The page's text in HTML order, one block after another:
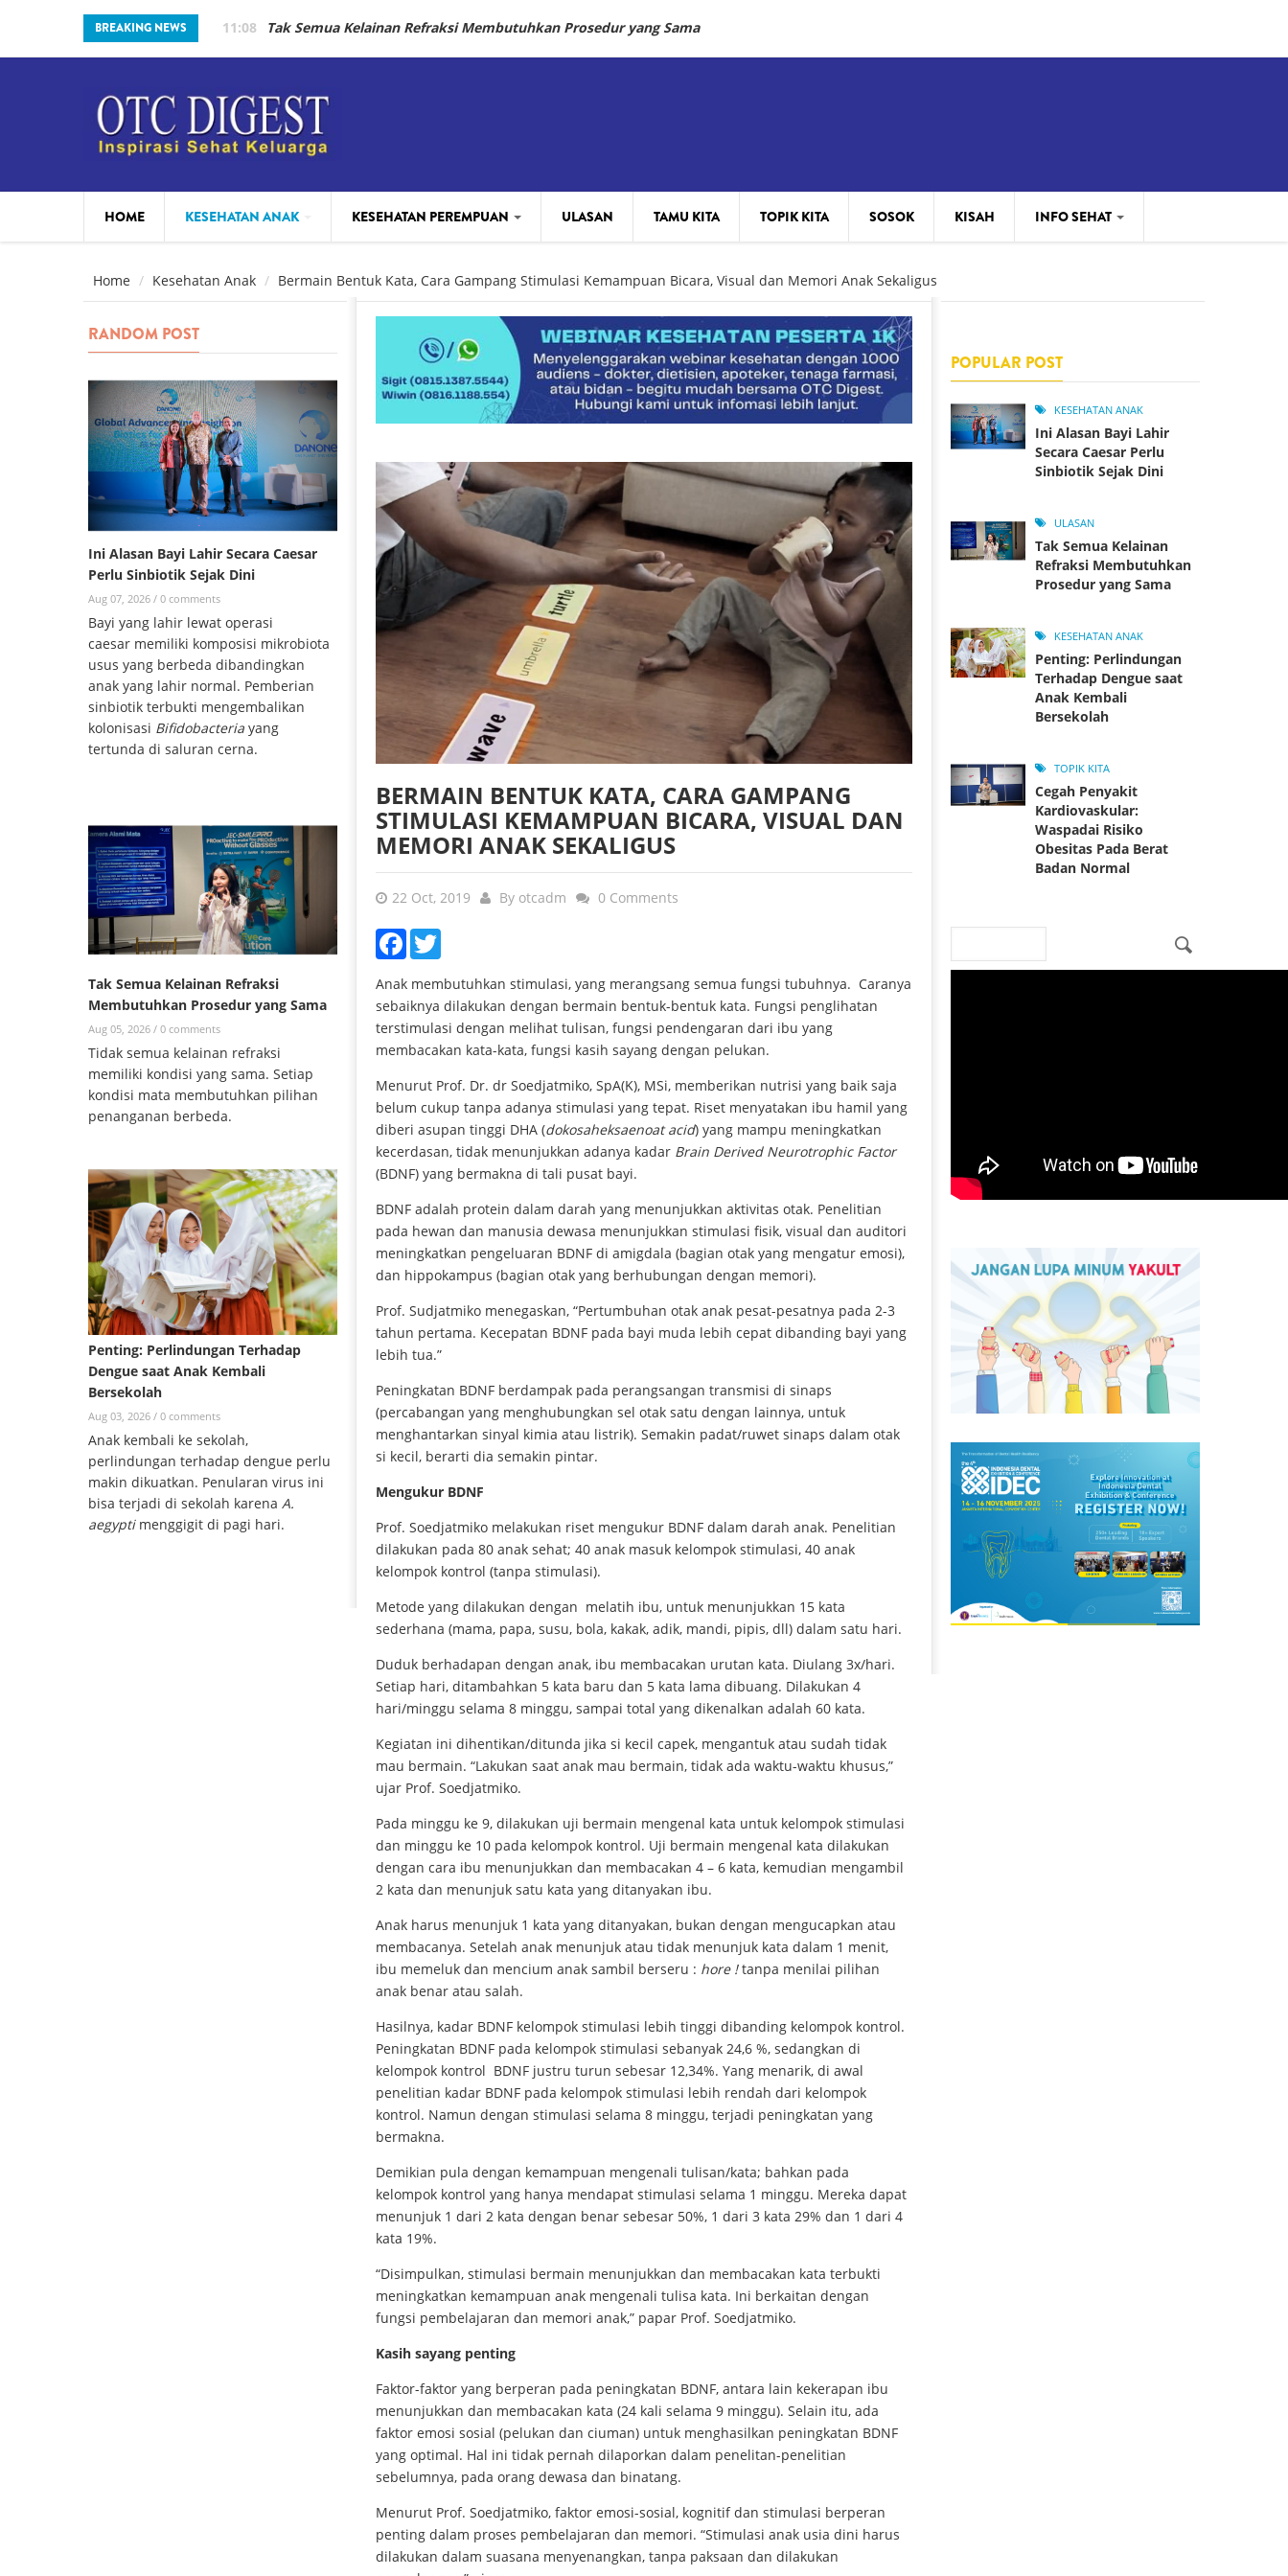
Skip to main content
BREAKING NEWS 11:08 Tak Semua Kelainan Refraksi Membutuhkan Prosedur yang Sama
HOME KESEHATAN ANAK
PARENTING
KESEHATAN PEREMPUAN
BEAUTY
ULASAN TAMU KITA TOPIK KITA SOSOK KISAH INFO SEHAT
Home Kesehatan Anak Bermain Bentuk Kata, Cara Gampang Stimulasi Kemampuan Bicara, Visual dan Memori Anak Sekaligus
BERMAIN BENTUK KATA, CARA GAMPANG
STIMULASI KEMAMPUAN BICARA, VISUAL DAN
MEMORI ANAK SEKALIGUS
22 Oct, 2019 By otcadm 0 Comments
Facebook
Anak membutuhkan stimulasi, yang merangsang semua fungsi tubuhnya. Caranya
sebaiknya dilakukan dengan bermain bentuk-bentuk kata. Fungsi penglihatan
terstimulasi dengan melihat tulisan, fungsi pendengaran dari ibu yang
membacakan kata-kata, fungsi kasih sayang dengan pelukan.
Menurut Prof. Dr. dr Soedjatmiko, SpA(K), MSi, memberikan nutrisi yang baik saja
belum cukup tanpa adanya stimulasi yang tepat. Riset menyatakan ibu hamil yang
diberi asupan tinggi DHA (dokosaheksaenoat acid) yang mampu meningkatkan
kecerdasan, tidak menunjukkan adanya kadar Brain Derived Neurotrophic Factor
(BDNF) yang bermakna di tali pusat bayi.
BDNF adalah protein dalam darah yang menunjukkan aktivitas otak. Penelitian
pada hewan dan manusia dewasa menunjukkan stimulasi fisik, visual dan auditori
meningkatkan pengeluaran BDNF di amigdala (bagian otak yang mengatur emosi),
dan hippokampus (bagian otak yang berhubungan dengan memori).
Prof. Sudjatmiko menegaskan, “Pertumbuhan otak anak pesat-pesatnya pada 2-3
tahun pertama. Kecepatan BDNF pada bayi muda lebih cepat dibanding bayi yang
lebih tua.”
Peningkatan BDNF berdampak pada perangsangan transmisi di sinaps
(percabangan yang menghubungkan sel otak satu dengan lainnya, untuk
menghantarkan sinyal kimia atau listrik). Semakin padat/ruwet sinaps dalam otak
si kecil, berarti dia semakin pintar.
Mengukur BDNF
Prof. Soedjatmiko melakukan riset mengukur BDNF dalam darah anak. Penelitian
dilakukan pada 80 anak sehat; 40 anak masuk kelompok stimulasi, 40 anak
kelompok kontrol (tanpa stimulasi).
Metode yang dilakukan dengan melatih ibu, untuk menunjukkan 15 kata
sederhana (mama, papa, susu, bola, kakak, adik, mandi, pipis, dll) dalam satu hari.
Duduk berhadapan dengan anak, ibu membacakan urutan kata. Diulang 3x/hari.
Setiap hari, ditambahkan 5 kata baru dan 5 kata lama dibuang. Dilakukan 4
hari/minggu selama 8 minggu, sampai total yang dikenalkan adalah 60 kata.
Kegiatan ini dihentikan/ditunda jika si kecil capek, mengantuk atau sudah tidak
mau bermain. “Lakukan saat anak mau bermain, tidak ada waktu-waktu khusus,”
ujar Prof. Soedjatmiko.
Pada minggu ke 9, dilakukan uji bermain mengenal kata untuk kelompok stimulasi
dan minggu ke 10 pada kelompok kontrol. Uji bermain mengenal kata dilakukan
dengan cara ibu menunjukkan dan membacakan 4 – 6 kata, kemudian mengambil
2 kata dan menunjuk satu kata yang ditanyakan ibu.
Anak harus menunjuk 1 kata yang ditanyakan, bukan dengan mengucapkan atau
membacanya. Setelah anak menunjuk atau tidak menunjuk kata dalam 1 menit,
ibu memeluk dan mencium anak sambil berseru : hore !tanpa menilai pilihan
anak benar atau salah.
Hasilnya, kadar BDNF kelompok stimulasi lebih tinggi dibanding kelompok kontrol.
Peningkatan BDNF pada kelompok stimulasi sebanyak 24,6 %, sedangkan di
kelompok kontrol BDNF justru turun sebesar 12,34%. Yang menarik, di awal
penelitian kadar BDNF pada kelompok stimulasi lebih rendah dari kelompok
kontrol. Namun dengan stimulasi selama 8 minggu, terjadi peningkatan yang
bermakna.
Demikian pula dengan kemampuan mengenali tulisan/kata; bahkan pada
kelompok kontrol yang hanya mendapat stimulasi selama 1 minggu. Mereka dapat
menunjuk 1 dari 2 kata dengan benar sebesar 50%, 1 dari 3 kata 29% dan 1 dari 4
kata 19%.
“Disimpulkan, stimulasi bermain menunjukkan dan membacakan kata terbukti
meningkatkan kemampuan anak mengenali tulisa kata. Ini berkaitan dengan
fungsi pembelajaran dan memori anak,” papar Prof. Soedjatmiko.
Kasih sayang penting
Faktor-faktor yang berperan pada peningkatan BDNF, antara lain kekerapan ibu
menunjukkan dan membacakan kata (24 kali selama 9 minggu). Selain itu, ada
faktor emosi sosial (pelukan dan ciuman) untuk menghasilkan peningkatan BDNF
yang optimal. Hal ini tidak pernah dilaporkan dalam penelitan-penelitian
sebelumnya, pada orang dewasa dan binatang.
Menurut Prof. Soedjatmiko, faktor emosi-sosial, kognitif dan stimulasi berperan
penting dalam proses pembelajaran dan memori. “Stimulasi anak usia dini harus
dilakukan dalam suasana menyenangkan, tanpa paksaan dan dilakukan
RANDOM POST
Ini Alasan Bayi Lahir Secara Caesar
Perlu Sinbiotik Sejak Dini
Aug 07, 2026 / 0 comments
Bayi yang lahir lewat operasi
caesar memiliki komposisi mikrobiota
usus yang berbeda dibandingkan
anak yang lahir normal. Pemberian
sinbiotik terbukti mengembalikan
kolonisasi Bifidobacteria yang
tertunda di saluran cerna.
Tak Semua Kelainan Refraksi
Membutuhkan Prosedur yang Sama
Aug 05, 2026 / 0 comments
Tidak semua kelainan refraksi
memiliki kondisi yang sama. Setiap
kondisi mata membutuhkan pilihan
penanganan berbeda.
Penting: Perlindungan Terhadap
Dengue saat Anak Kembali
Bersekolah
Aug 03, 2026 / 0 comments
Anak kembali ke sekolah,
perlindungan terhadap dengue perlu
makin dikuatkan. Penularan virus ini
bisa terjadi di sekolah karena A.
aegyptimenggigit di pagi hari.
POPULAR POST
KESEHATAN ANAK
Ini Alasan Bayi Lahir
Secara Caesar Perlu
Sinbiotik Sejak Dini
ULASAN
Tak Semua Kelainan
Refraksi Membutuhkan
Prosedur yang Sama
KESEHATAN ANAK
Penting: Perlindungan
Terhadap Dengue saat
Anak Kembali
Bersekolah
TOPIK KITA
Cegah Penyakit
Kardiovaskular:
Waspadai Risiko
Obesitas Pada Berat
Badan Normal